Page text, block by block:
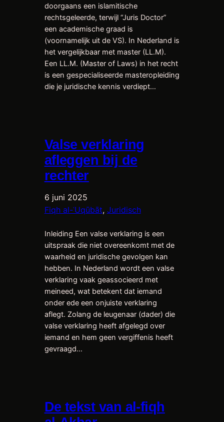
doorgaans een islamitische
rechtsgeleerde, terwijl “Juris Doctor”
een academische graad is
(voornamelijk uit de VS). In Nederland is
het vergelijkbaar met master (LL.M).
Een LL.M. (Master of Laws) in het recht
is een gespecialiseerde masteropleiding
die je juridische kennis verdiept…
Valse verklaring
afleggen bij de
rechter
6 juni 2025
Fiqh al-ʿUqūbāt, Juridisch
Inleiding Een valse verklaring is een
uitspraak die niet overeenkomt met de
waarheid en juridische gevolgen kan
hebben. In Nederland wordt een valse
verklaring vaak geassocieerd met
meineed, wat betekent dat iemand
onder ede een onjuiste verklaring
aflegt. Zolang de leugenaar (dader) die
valse verklaring heeft afgelegd over
iemand en hem geen vergiffenis heeft
gevraagd…
De tekst van al-fiqh